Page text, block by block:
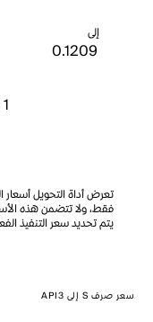
إلى
1
تعرض أداة التحويل
فقط، ولا تتضمن هذه
يتم تحديد سعر التنفيذ
سعر صرف S إلى API3